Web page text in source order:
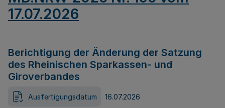
17.07.2026
Berichtigung der Änderung der Satzung
des Rheinischen Sparkassen- und
Giroverbandes
Ausfertigungsdatum 16.07.2026